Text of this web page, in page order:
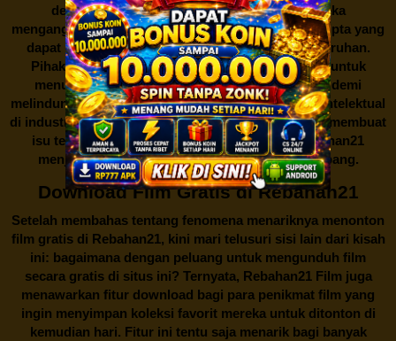
dengan maraknya situs-situs seperti ini. Mereka
menganggapnya sebagai bentuk pelanggaran hak cipta yang
dapat merugikan industri perfilman secara keseluruhan.
Pihak berwenang pun turut terlibat dalam upaya untuk
menutup situs-situs ilegal semacam Rebahan21 demi
melindungi keberlangsungan bisnis dan kekayaan intelektual
di industri hiburan. Konflik kepentingan inilah yang membuat
isu tentang menonton film secara gratis diRebahan21
menjadi perbincangan seru yang terus berkembang.
Download Film Gratis di Rebahan21
Setelah membahas tentang fenomena menariknya menonton
film gratis di Rebahan21, kini mari telusuri sisi lain dari kisah
ini: bagaimana dengan peluang untuk mengunduh film
secara gratis di situs ini? Ternyata, Rebahan21 Film juga
menawarkan fitur download bagi para penikmat film yang
ingin menyimpan koleksi favorit mereka untuk ditonton di
kemudian hari. Fitur ini tentu saja menarik bagi banyak